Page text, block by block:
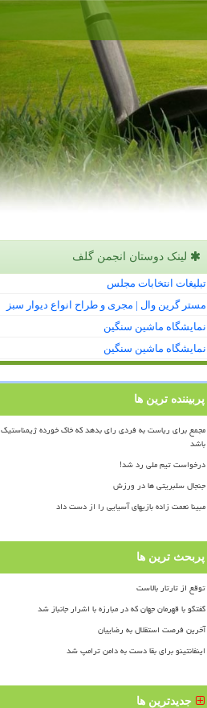
لینک دوستان انجمن گلف
تبلیغات انتخابات مجلس
مستر گرین وال | مجری و طراح انواع دیوار سبز
نمایشگاه ماشین سنگین
نمایشگاه ماشین سنگین
پربیننده ترین ها
مجمع برای ریاست به فردی رای بدهد که خاک خورده ژیمناستیک
باشد
درخواست تیم ملی رد شد!
جنجال سلبریتی ها در ورزش
مبینا نعمت زاده بازیهای آسیایی را از دست داد
پربحث ترین ها
توقع از تارتار بالاست
گفتگو با قهرمان جهان که در مبارزه با اشرار جانباز شد
آخرین فرصت استقلال به رضاییان
اینفانتینو برای بقا دست به دامن ترامپ شد
جدیدترین ها